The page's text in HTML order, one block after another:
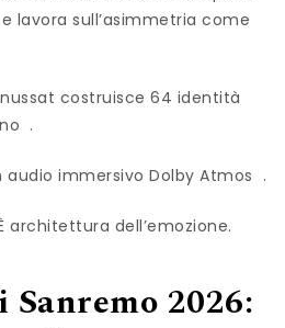
lavora sull’asimmetria come
costruisce 64 identità
.
immersivo Dolby Atmos .
architettura dell’emozione.
2026: